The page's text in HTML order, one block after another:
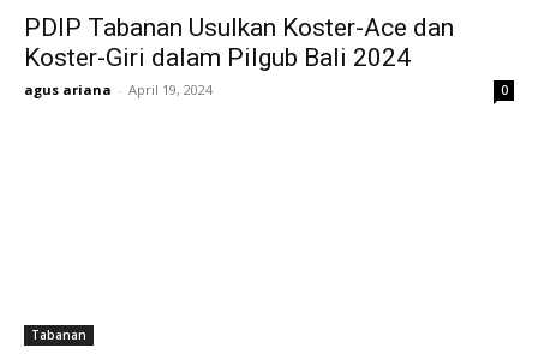
PDIP Tabanan Usulkan Koster-Ace dan
Koster-Giri dalam Pilgub Bali 2024
agus ariana - April 19, 2024 0
Tabanan